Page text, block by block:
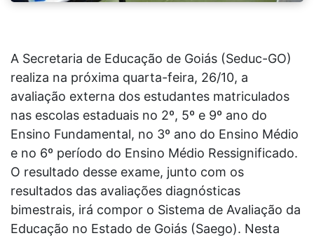
A Secretaria de Educação de Goiás (Seduc-GO)
realiza na próxima quarta-feira, 26/10, a
avaliação externa dos estudantes matriculados
nas escolas estaduais no 2º, 5º e 9º ano do
Ensino Fundamental, no 3º ano do Ensino Médio
e no 6º período do Ensino Médio Ressignificado.
O resultado desse exame, junto com os
resultados das avaliações diagnósticas
bimestrais, irá compor o Sistema de Avaliação da
Educação no Estado de Goiás (Saego). Nesta